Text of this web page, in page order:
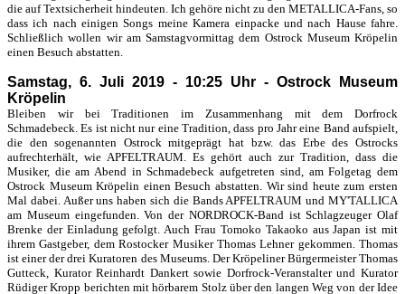
die auf Textsicherheit hindeuten. Ich gehöre nicht zu den METALLICA-Fans, so
dass ich nach einigen Songs meine Kamera einpacke und nach Hause fahre.
Schließlich wollen wir am Samstagvormittag dem Ostrock Museum Kröpelin
einen Besuch abstatten.
Samstag, 6. Juli 2019 - 10:25 Uhr - Ostrock Museum
Kröpelin
Bleiben wir bei Traditionen im Zusammenhang mit dem Dorfrock
Schmadebeck. Es ist nicht nur eine Tradition, dass pro Jahr eine Band aufspielt,
die den sogenannten Ostrock mitgeprägt hat bzw. das Erbe des Ostrocks
aufrechterhält, wie APFELTRAUM. Es gehört auch zur Tradition, dass die
Musiker, die am Abend in Schmadebeck aufgetreten sind, am Folgetag dem
Ostrock Museum Kröpelin einen Besuch abstatten. Wir sind heute zum ersten
Mal dabei. Außer uns haben sich die Bands APFELTRAUM und MY'TALLICA
am Museum eingefunden. Von der NORDROCK-Band ist Schlagzeuger Olaf
Brenke der Einladung gefolgt. Auch Frau Tomoko Takaoko aus Japan ist mit
ihrem Gastgeber, dem Rostocker Musiker Thomas Lehner gekommen. Thomas
ist einer der drei Kuratoren des Museums. Der Kröpeliner Bürgermeister Thomas
Gutteck, Kurator Reinhardt Dankert sowie Dorfrock-Veranstalter und Kurator
Rüdiger Kropp berichten mit hörbarem Stolz über den langen Weg von der Idee